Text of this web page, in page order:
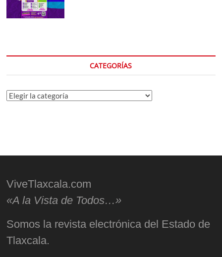
CATEGORÍAS
Categorías
ViveTlaxcala.com
«A la Vista de Todos…»
Somos la revista electrónica del Estado de
Tlaxcala.